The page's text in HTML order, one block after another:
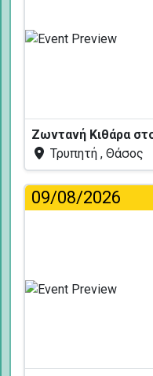
Ζωντανή Κιθάρα
Τρυπητή , Θάσος
09/08/2026